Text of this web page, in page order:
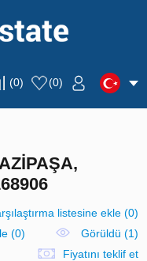
(0) (0)
listesine ekle(0)
(0)
Görüldü (1)
Fiyatını teklif et